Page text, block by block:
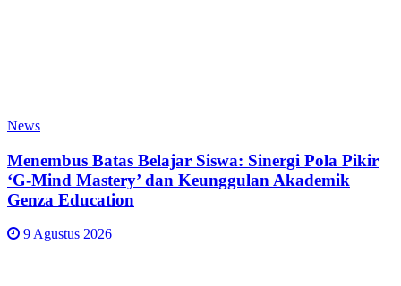
News
Menembus Batas Belajar Siswa: Sinergi Pola Pikir
‘G-Mind Mastery’ dan Keunggulan Akademik
Genza Education
9 Agustus 2026